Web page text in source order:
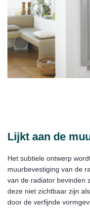
Lijkt aan de
Het subtiele ontwerp
muurbevestiging van de
van de radiator bevinden
deze niet zichtbaar zijn
door de verfijnde